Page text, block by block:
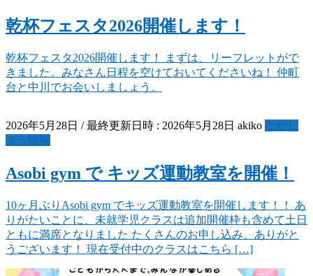
乾杯フェスタ2026開催します！
乾杯フェスタ2026開催します！ まずは、リーフレットがで
きました。みなさん日程を空けておいてくださいね！ 仲町
台と中川でお会いしましょう。
2026年5月28日 / 最終更新日時 : 2026年5月28日 akiko なかし
ょう情報
Asobi gym で キッズ運動教室を開催！
10ヶ月ぶりAsobi gym でキッズ運動教室を開催します！！ あ
りがたいことに、未就学児クラスは追加開催枠も含めて土日
ともに満席となりました たくさんのお申し込み、ありがと
うございます！ 現在受付中のクラスはこちら […]